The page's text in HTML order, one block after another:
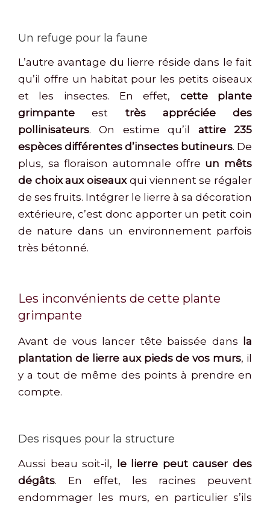
Un refuge pour la faune
L’autre avantage du lierre réside dans le fait
qu’il offre un habitat pour les petits oiseaux
et les insectes. En effet, cette plante
grimpante est très appréciée des
pollinisateurs. On estime qu’il attire 235
espèces différentes d’insectes butineurs. De
plus, sa floraison automnale offre un mêts
de choix aux oiseauxqui viennent se régaler
de ses fruits. Intégrer le lierre à sa décoration
extérieure, c’est donc apporter un petit coin
de nature dans un environnement parfois
très bétonné.
Les inconvénients de cette plante
grimpante
Avant de vous lancer tête baissée dans la
plantation de lierre aux pieds de vos murs, il
y a tout de même des points à prendre en
compte.
Des risques pour la structure
Aussi beau soit-il, le lierre peut causer des
dégâts. En effet, les racines peuvent
endommager les murs, en particulier s’ils